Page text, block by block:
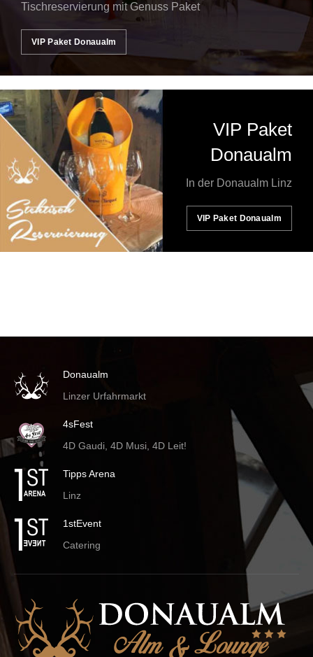
Tischreservierung mit Genuss Paket
VIP Paket Donaualm
VIP Paket
Donaualm
In der Donaualm Linz
VIP Paket Donaualm
Donaualm
Linzer Urfahrmarkt
4sFest
4D Gaudi, 4D Musi, 4D Leit!
Tipps Arena
Linz
1stEvent
Catering